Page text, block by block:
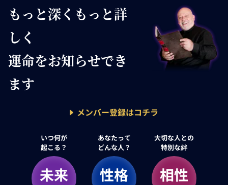
もっと深く もっと詳
しく
運命をお知らせでき
ます
メンバー登録はコチラ
いつ何が
起こる？
未来
あなたって
どんな人？
性格
大切な人との
特別な絆
相性